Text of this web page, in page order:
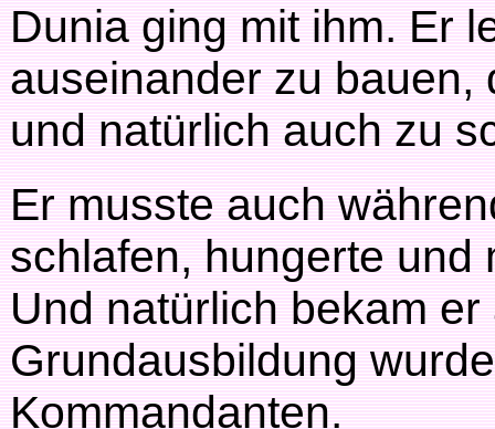
Dunia ging mit ihm. Er
auseinander zu bauen,
und natürlich auch zu
Er musste auch
schlafen, hungerte und
Und natürlich bekam
Grundausbildung
Kommandanten.